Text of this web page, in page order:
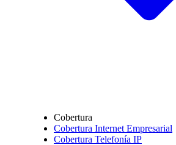
Cobertura
Cobertura Internet Empresarial
Cobertura Telefonía IP